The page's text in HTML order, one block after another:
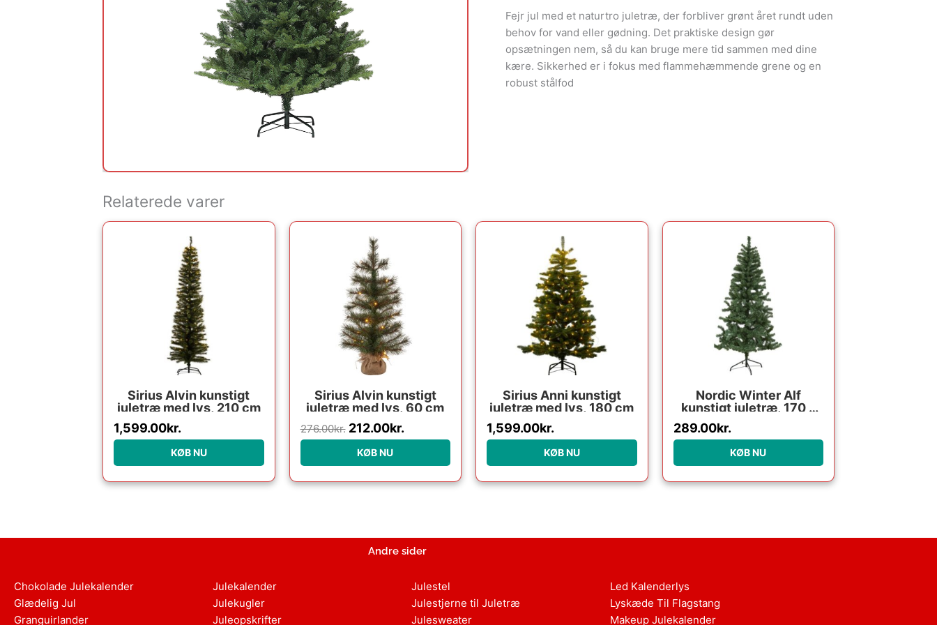
Fejr jul med et naturtro juletræ, der forbliver grønt året rundt uden
behov for vand eller gødning. Det praktiske design gør
opsætningen nem, så du kan bruge mere tid sammen med dine
kære. Sikkerhed er i fokus med flammehæmmende grene og en
robust stålfod
Relaterede varer
Sirius Alvin kunstigt
juletræ med lys, 210 cm
1,599.00kr.
KØB NU
Sirius Alvin kunstigt
juletræ med lys, 60 cm
276.00kr.
oprindelige
pris
var:
276.00kr..
212.00kr.
212.00kr..
KØB NU
Sirius Anni kunstigt
juletræ med lys, 180 cm
1,599.00kr.
KØB NU
Nordic Winter Alf
kunstigt juletræ, 170 x
289.00kr.
KØB NU
Andre sider
Chokolade Julekalender
Glædelig Jul
Granguirlander
Julekalender
Julekugler
Juleopskrifter
Julestel
Julestjerne til Juletræ
Julesweater
Led Kalenderlys
Lyskæde Til Flagstang
Makeup Julekalender